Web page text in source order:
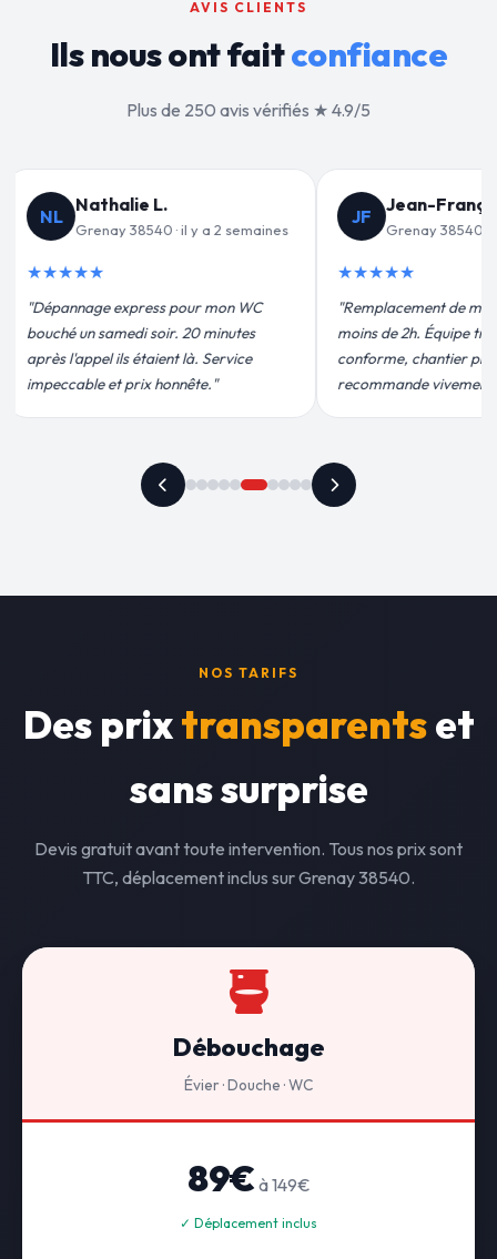
AVIS CLIENTS
Ils nous ont faitconfiance
Plus de 250 avis vérifiés ★ 4.9/5
Jean-François C.
Grenay 38540 · il y a 3 semaines
de mon chauffe-eau en
de 2h. Équipe très pro, devis
chantier propre. Je
vivement."
Valérie D.
Grenay 38540 · il y a 1
★★★★★
"Un grand merci à Sylvain
pour leur intervention rapide et
efficace. Fuite réparée en 30
plus qu'honnête !"
NOS TARIFS
Des prixtransparentset
sans surprise
Devis gratuit avant toute intervention. Tous nos prix sont
TTC, déplacement inclus sur Grenay 38540.
Débouchage
Évier · Douche · WC
89€ à 149€
✓ Déplacement inclus